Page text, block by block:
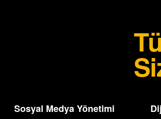
sağlarken, sayfa genelindeki
Sosyal Medya Yönetimi